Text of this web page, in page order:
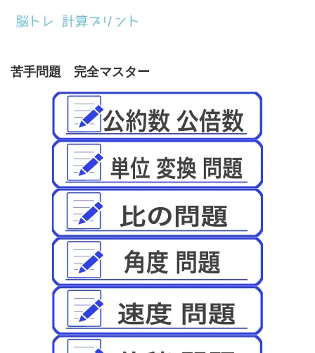
苦手問題 完全マスター